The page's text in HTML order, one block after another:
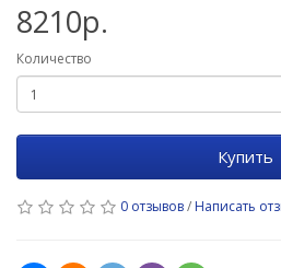
8210р.
Количество
Купить
0 отзывов/ Написать